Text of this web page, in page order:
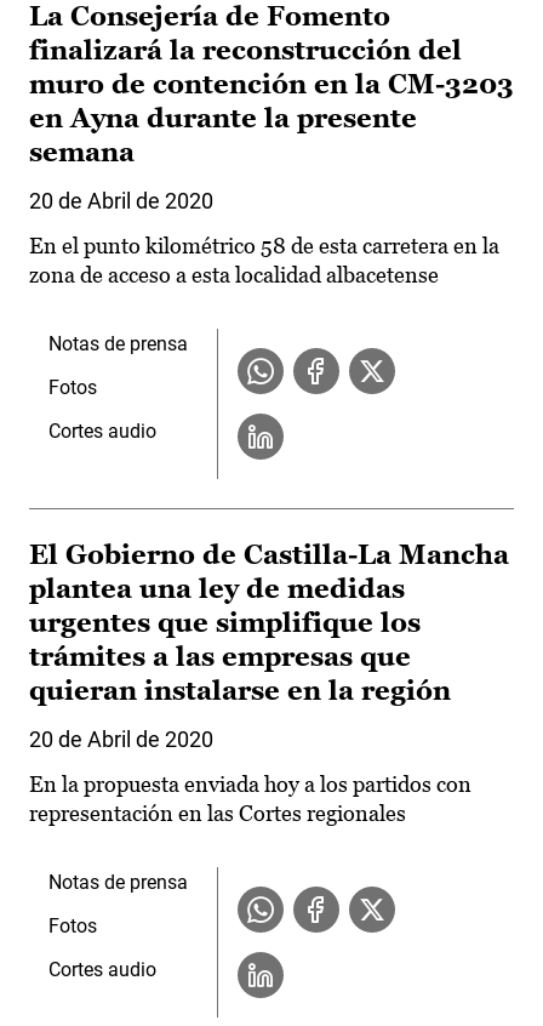
La Consejería de Fomento
finalizará la reconstrucción del
muro de contención en la CM-3203
en Ayna durante la presente
semana
20 de Abril de 2020
En el punto kilométrico 58 de esta carretera en la
zona de acceso a esta localidad albacetense
Notas de prensa
Fotos
Cortes audio
El Gobierno de Castilla-La Mancha
plantea una ley de medidas
urgentes que simplifique los
trámites a las empresas que
quieran instalarse en la región
20 de Abril de 2020
En la propuesta enviada hoy a los partidos con
representación en las Cortes regionales
Notas de prensa
Fotos
Cortes audio